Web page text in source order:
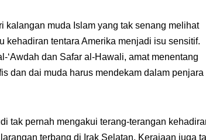
kalangan muda Islam yang tak senang melihat
kehadiran tentara Amerika menjadi isu sensitif.
dan Safar al-Hawali, amat menentang
dan dai muda harus mendekam dalam penjara
tak pernah mengakui terang-terangan
terbang di Irak Selatan. Kerajaan juga